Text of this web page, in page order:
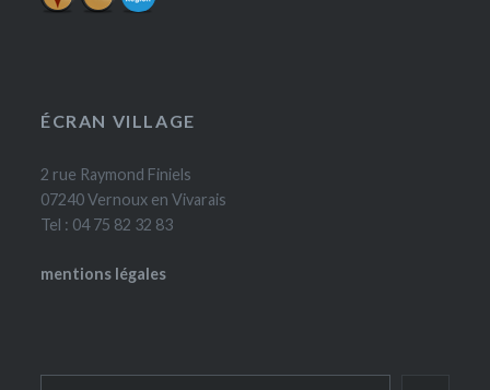
ÉCRAN VILLAGE
2 rue Raymond Finiels
07240 Vernoux en Vivarais
Tel : 04 75 82 32 83
mentions légales